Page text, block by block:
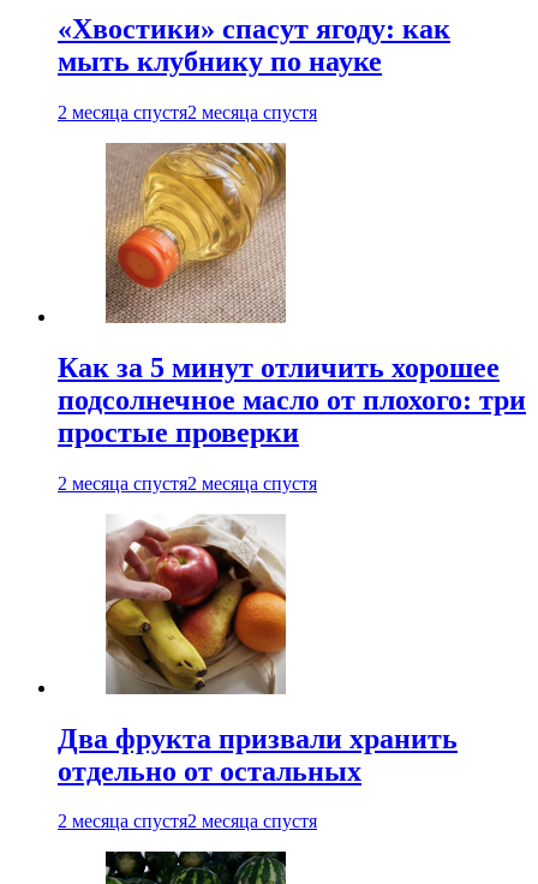
«Хвостики» спасут ягоду: как
мыть клубнику по науке
2 месяца спустя2 месяца спустя
Как за 5 минут отличить хорошее
подсолнечное масло от плохого: три
простые проверки
2 месяца спустя2 месяца спустя
Два фрукта призвали хранить
отдельно от остальных
2 месяца спустя2 месяца спустя